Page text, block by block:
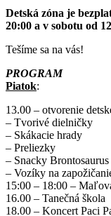
Detská zóna je
20:00 a v sobotu od
Tešíme sa na vás!
PROGRAM
Piatok:
13.00 – otvorenie
– Tvorivé dielničky
– Skákacie hrady
– Preliezky
– Snacky Brontosaurus
– Vozíky na
15:00 – 18:00 –
16.00 – Tanečná škola
18.00 – Koncert Paci